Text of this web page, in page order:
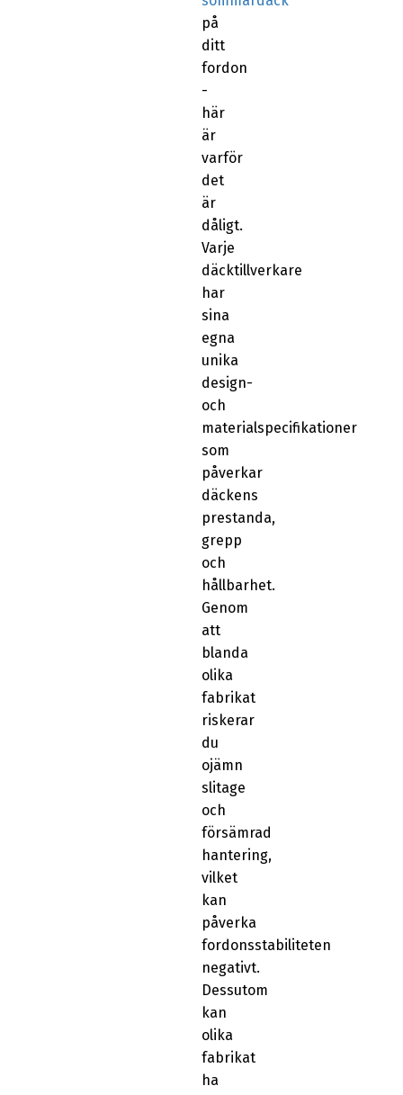
på
ditt
fordon
-
här
är
varför
det
är
dåligt.
Varje
däcktillverkare
har
sina
egna
unika
design-
och
materialspecifikationer
som
påverkar
däckens
prestanda,
grepp
och
hållbarhet.
Genom
att
blanda
olika
fabrikat
riskerar
du
ojämn
slitage
och
försämrad
hantering,
vilket
kan
påverka
fordonsstabiliteten
negativt.
Dessutom
kan
olika
fabrikat
ha